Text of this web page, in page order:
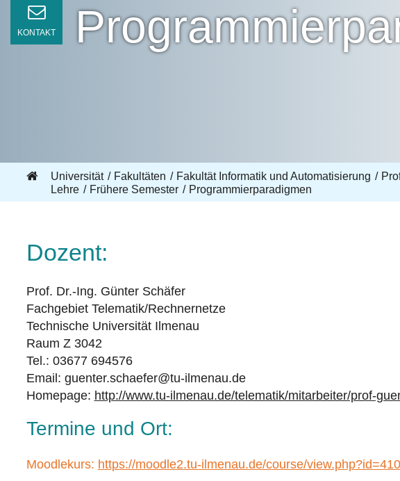
KONTAKT
Universität Fakultäten Fakultät Informatik und Automatisierung
Lehre
Frühere Semester Programmierparadigmen
Dozent:
Prof. Dr.-Ing. Günter Schäfer
Fachgebiet Telematik/Rechnernetze
Technische Universität Ilmenau
Raum Z 3042
Tel.: 03677 694576
Email: guenter.schaefer@tu-ilmenau.de
Homepage: http://www.tu-ilmenau.de/telematik/mitarbeiter/prof-
Termine und Ort:
Moodlekurs: https://moodle2.tu-ilmenau.de/course/